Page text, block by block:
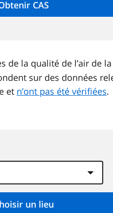
de la qualité de l’air de la
sur des données
et n’ont pas été vérifiées.